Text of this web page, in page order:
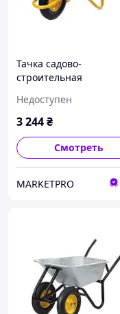
Тачка садово-
строительная
колесо воздушное 4х8''
СИЛА
Недоступен
3 244₴
Смотреть
MARKETPRO